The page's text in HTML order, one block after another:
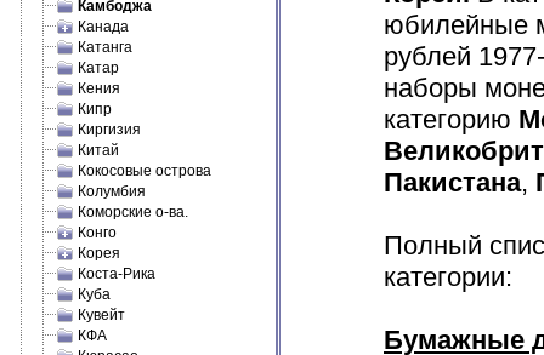
Камбоджа
Канада
Катанга
Катар
Кения
Кипр
Киргизия
Китай
Кокосовые острова
Колумбия
Коморские о-ва.
Конго
Корея
Коста-Рика
Куба
Кувейт
КФА
юбилейные
рублей
наборы
категорию
Пакистана,
Полный
категории:
Бумажные